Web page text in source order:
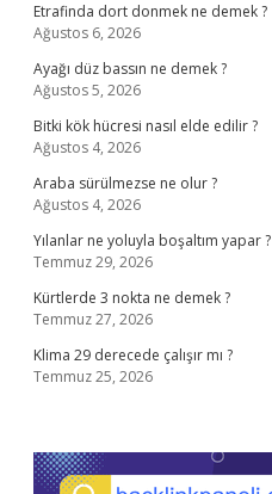
Etrafinda dort donmek ne demek ?
Ağustos 6, 2026
Ayağı düz bassın ne demek ?
Ağustos 5, 2026
Bitki kök hücresi nasıl elde edilir ?
Ağustos 4, 2026
Araba sürülmezse ne olur ?
Ağustos 4, 2026
Yılanlar ne yoluyla boşaltım yapar ?
Temmuz 29, 2026
Kürtlerde 3 nokta ne demek ?
Temmuz 27, 2026
Klima 29 derecede çalışır mı ?
Temmuz 25, 2026